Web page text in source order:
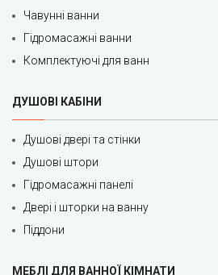
Чавунні ванни
Гідромасажні ванни
Комплектуючі для ванн
ДУШОВІ КАБІНИ
Душові двері та стінки
Душові штори
Гідромасажні панелі
Двері і шторки на ванну
Піддони
МЕБЛІ ДЛЯ ВАННОЇ КІМНАТИ